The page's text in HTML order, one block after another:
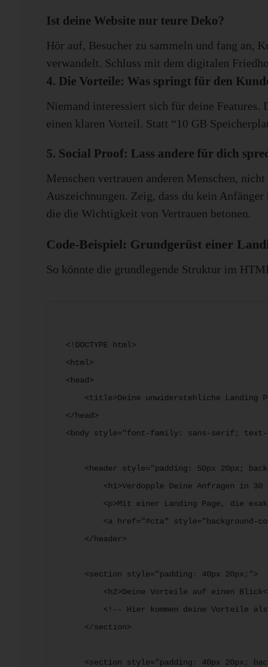
Ist deine Website nur teure Deko?
Hör auf, Besucher zu sammeln und fang an,
verwandelt. Schluss mit dem digitalen
4. Die Vorteile: Was springt für den
Niemand interessiert sich für deine Features.
einen klaren Vorteil. Statt “10 GB
5. Social Proof: Lass andere für dich
Menschen vertrauen anderen Menschen,
Auszeichnungen. Zeig, dass du kein
die die Wichtigkeit von Vertrauen betonen.
Code-Beispiel: Grundgerüst einer
So könnte die grundlegende Struktur im
<!DOCTYPE html>
<html>
<head>
<title>Deine unwiderstehliche Landing
</head>
<body style="font-family: sans-serif;
<header style="padding: 50px 20px;
<h1>Verdopple Deine Anfragen in 30
<p>Mit einer Landing Page, die
<a href="#cta" style="background-
    </header>
    <section style="padding: 40px 20px;">
<h2>Deine Vorteile auf einen
<!-- Hier kommen deine Vorteile
    </section>
<section style="padding: 40px 20px;